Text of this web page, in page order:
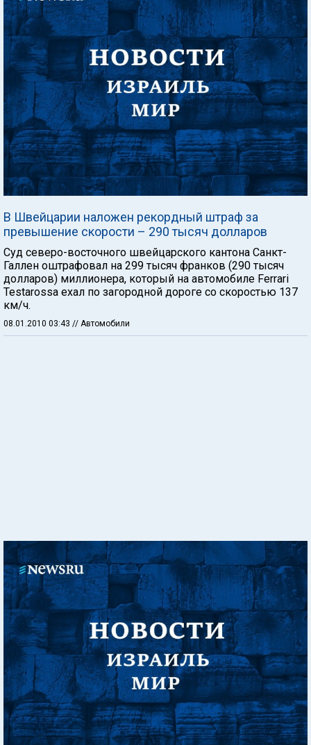
В Швейцарии наложен рекордный штраф за
превышение скорости – 290 тысяч долларов
Суд северо-восточного швейцарского кантона Санкт-
Галлен оштрафовал на 299 тысяч франков (290 тысяч
долларов) миллионера, который на автомобиле Ferrari
Testarossa ехал по загородной дороге со скоростью 137
км/ч.
08.01.2010 03:43 // Автомобили